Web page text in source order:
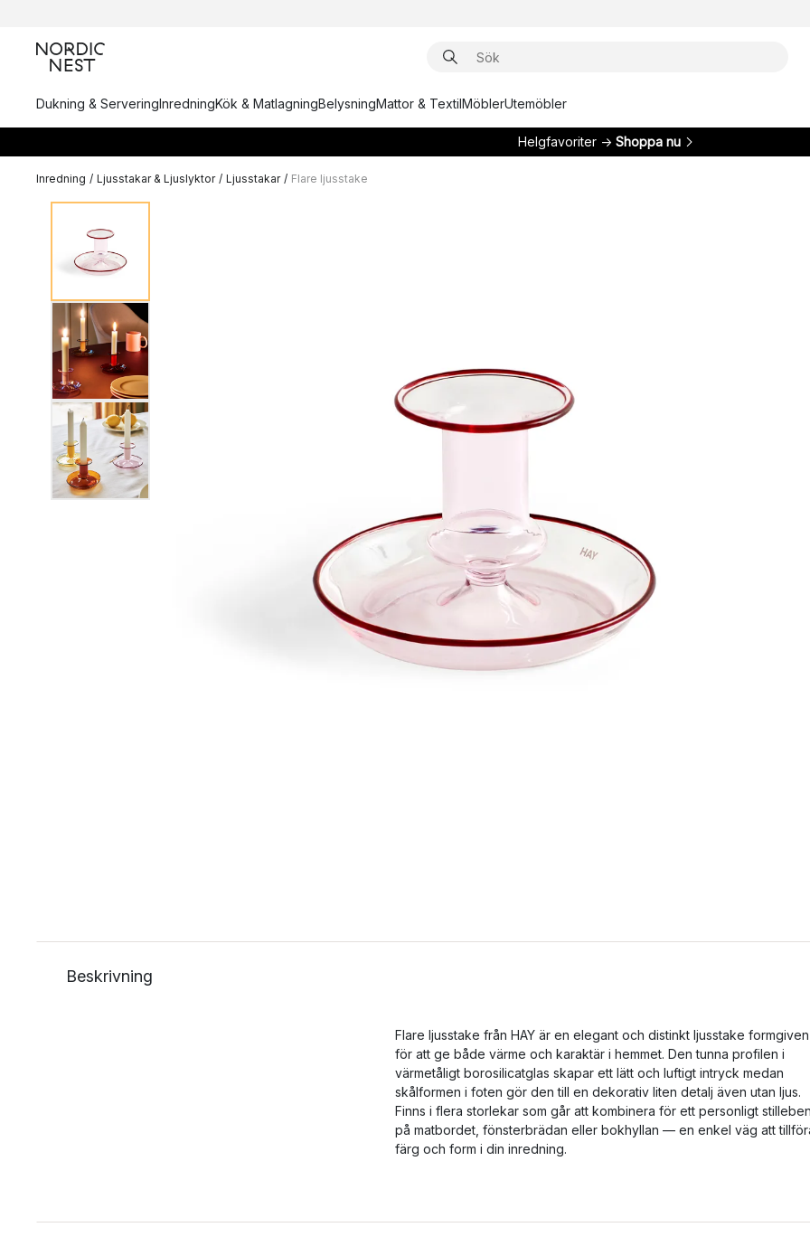
Dukning & ServeringInredningKök & MatlagningBelysningMattor & TextilMöblerUtemöbler
Helgfavoriter → Shoppa nu
Inredning / Ljusstakar & Ljuslyktor / Ljusstakar / Flare ljusstake
Beskrivning
Flare ljusstake från HAY är en elegant och distinkt ljusstake formgiven
för att ge både värme och karaktär i hemmet. Den tunna profilen i
värmetåligt borosilicatglas skapar ett lätt och luftigt intryck medan
skålformen i foten gör den till en dekorativ liten detalj även utan ljus.
Finns i flera storlekar som går att kombinera för ett personligt
på matbordet, fönsterbrädan eller bokhyllan — en enkel väg att
färg och form i din inredning.